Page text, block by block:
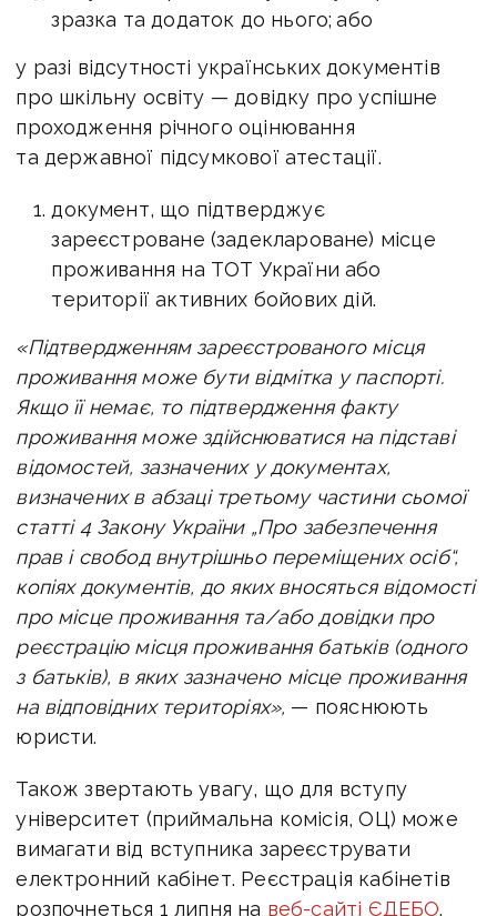
зразка та додаток до нього; або
у разі відсутності українських документів
про шкільну освіту — довідку про успішне
проходження річного оцінювання
та державної підсумкової атестації.
документ, що підтверджує
зареєстроване (задеклароване) місце
проживання на ТОТ України або
території активних бойових дій.
«Підтвердженням зареєстрованого місця
проживання може бути відмітка у паспорті.
Якщо її немає, то підтвердження факту
проживання може здійснюватися на підставі
відомостей, зазначених у документах,
визначених в абзаці третьому частини сьомої
статті 4 Закону України „Про забезпечення
прав і свобод внутрішньо переміщених осіб“,
копіях документів, до яких вносяться відомості
про місце проживання та/або довідки про
реєстрацію місця проживання батьків (одного
з батьків), в яких зазначено місце проживання
на відповідних територіях», — пояснюють
юристи.
Також звертають увагу, що для вступу
університет (приймальна комісія, ОЦ) може
вимагати від вступника зареєструвати
електронний кабінет. Реєстрація кабінетів
розпочнеться 1 липня на веб-сайті ЄДЕБО.